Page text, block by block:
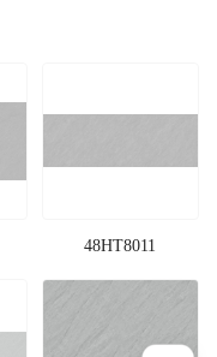
48HT8011